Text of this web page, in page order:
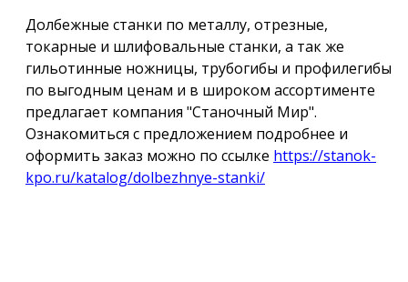
Долбежные станки по металлу, отрезные,
токарные и шлифовальные станки, а так же
гильотинные ножницы, трубогибы и профилегибы
по выгодным ценам и в широком ассортименте
предлагает компания "Станочный Мир".
Ознакомиться с предложением подробнее и
оформить заказ можно по ссылке https://stanok-
kpo.ru/katalog/dolbezhnye-stanki/